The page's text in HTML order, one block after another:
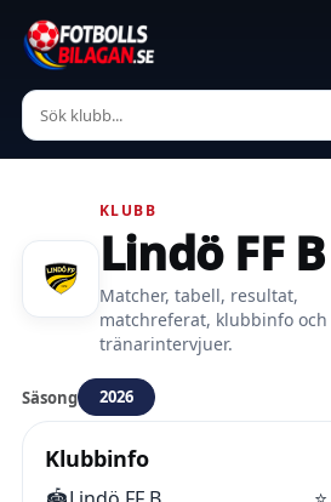
KLUBB
Lindö FF B
Matcher, tabell, resultat,
matchreferat, klubbinfo och
tränarintervjuer.
Säsong 2026
Klubbinfo